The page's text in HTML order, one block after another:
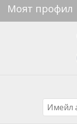
Моят профил